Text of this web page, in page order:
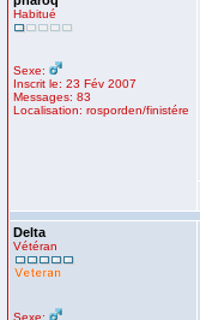
Habitué
Sexe:
Inscrit le: 23 Fév 2007
Messages: 83
Localisation: rosporden/finistére
Delta
Vétéran
Sexe: